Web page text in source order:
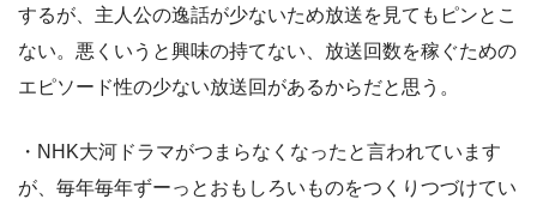
するが、主人公の逸話が少ないため放送を見てもピンとこ
ない。悪くいうと興味の持てない、放送回数を稼ぐための
エピソード性の少ない放送回があるからだと思う。
・NHK大河ドラマがつまらなくなったと言われています
が、毎年毎年ずーっとおもしろいものをつくりつづけてい